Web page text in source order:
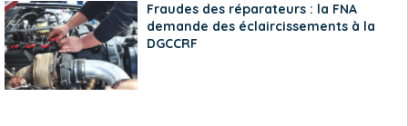
Fraudes des réparateurs : la FNA
demande des éclaircissements à la
DGCCRF